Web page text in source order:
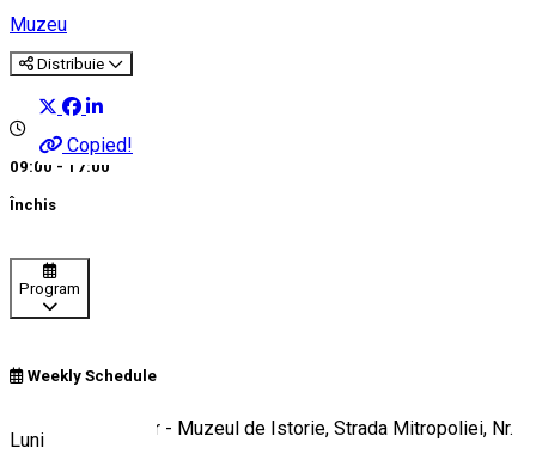
Muzeu
Distribuie
Copied!
09:00 - 17:00
Închis
Program
Weekly Schedule
Luni
Casa Altemberger - Muzeul de Istorie, Strada Mitropoliei, Nr.